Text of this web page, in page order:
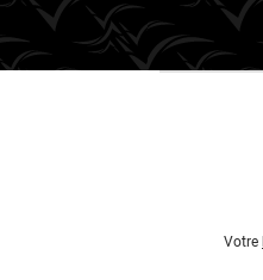
Votre